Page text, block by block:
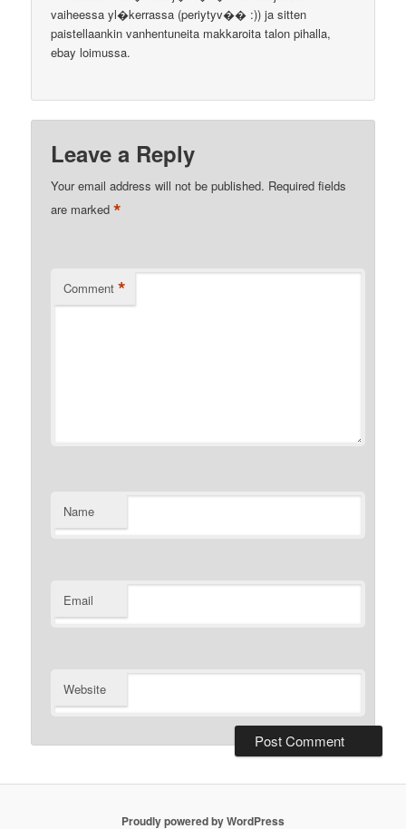
vaiheessa yl�kerrassa (periytyv�� :)) ja sitten
paistellaankin vanhentuneita makkaroita talon pihalla,
ebay loimussa.
Leave a Reply
Your email address will not be published. Required fields
are marked*
Comment *
Name
Email
Website
Proudly powered by WordPress